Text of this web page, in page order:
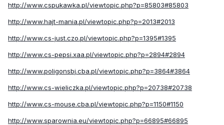
http://www.cspukawka.pl/viewtopic.php?p=85803#85803
http://www.hajt-mania.pl/viewtopic.php?p=2013#2013
http://www.cs-just.czo.pl/viewtopic.php?p=1395#1395
http://www.cs-pepsi.xaa.pl/viewtopic.php?p=2894#2894
http://www.poligonsbj.cba.pl/viewtopic.php?p=3864#3864
http://www.cs-wieliczka.pl/viewtopic.php?p=20738#20738
http://www.cs-mouse.cba.pl/viewtopic.php?p=1150#1150
http://www.sparownia.eu/viewtopic.php?p=66895#66895